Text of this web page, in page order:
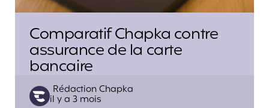
Comparatif Chapka contre
assurance de la carte
bancaire
Posted
by
Rédaction Chapka
il y a 3 mois